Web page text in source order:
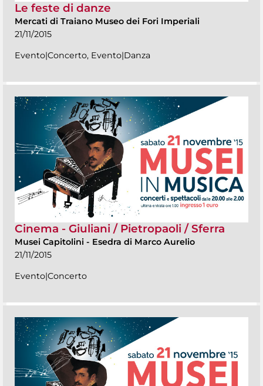
Le feste di danze
Mercati di Traiano Museo dei Fori Imperiali
21/11/2015
Evento|Concerto, Evento|Danza
Cinema - Giuliani / Pietropaoli / Sferra
Musei Capitolini - Esedra di Marco Aurelio
21/11/2015
Evento|Concerto